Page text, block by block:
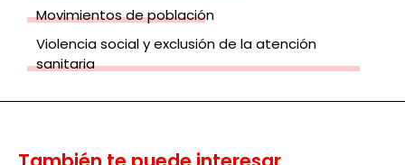
Movimientos de población
Violencia social y exclusión de la atención
sanitaria